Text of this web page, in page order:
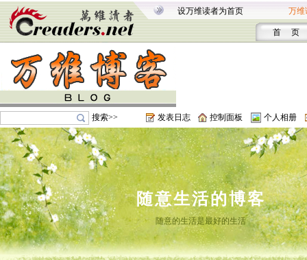
设万维读者为首页 万维
首 页
搜索>> 发表日志 控制面板 个人相册
随意生活的博客
随意的生活是最好的生活